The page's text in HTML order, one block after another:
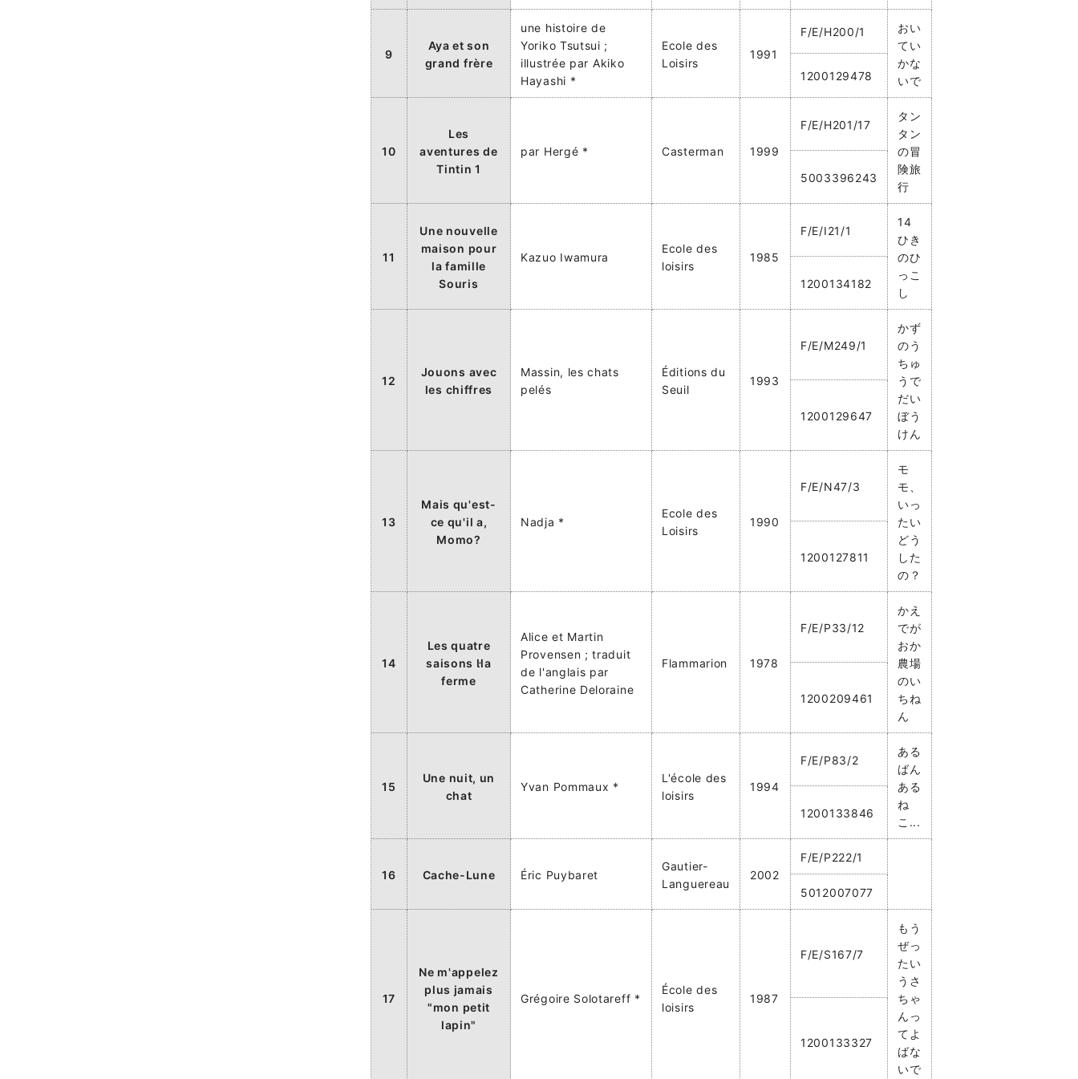
9
Aya et son
grand frère
une histoire de
Yoriko Tsutsui ;
illustrée par Akiko
Hayashi *
Ecole des
Loisirs
1991
F/E/H200/1
おい
てい
かな
いで
1200129478
10
Les
aventures de
Tintin 1
par Hergé * Casterman 1999
F/E/H201/17
タン
タン
の冒
険旅
行
5003396243
11
Une nouvelle
maison pour
la famille
Souris
Kazuo Iwamura
Ecole des
loisirs
1985
F/E/I21/1
14
ひき
のひ
っこ
し
1200134182
12
Jouons avec
les chiffres
Massin, les chats
pelés
Éditions du
Seuil
1993
F/E/M249/1
かず
のう
ちゅ
うで
だい
ぼう
けん
1200129647
13
Mais qu'est-
ce qu'il a,
Momo?
Nadja *
Ecole des
Loisirs
1990
F/E/N47/3
モ
モ、
いっ
たい
どう
した
の？
1200127811
14
Les quatre
saisons la
ferme
Alice et Martin
Provensen ; traduit
de l'anglais par
Catherine Deloraine
Flammarion 1978
F/E/P33/12
かえ
でが
おか
農場
のい
ちね
ん
1200209461
15
Une nuit, un
chat
Yvan Pommaux *
L'école des
loisirs
1994
F/E/P83/2
ある
ばん
ある
ね
こ...
1200133846
16 Cache-Lune Éric Puybaret
Gautier-
Languereau
2002
F/E/P222/1
5012007077
17
Ne m'appelez
plus jamais
"mon petit
lapin"
Grégoire Solotareff *
École des
loisirs
1987
F/E/S167/7
もう
ぜっ
たい
うさ
ちゃ
んっ
てよ
ばな
いで
1200133327